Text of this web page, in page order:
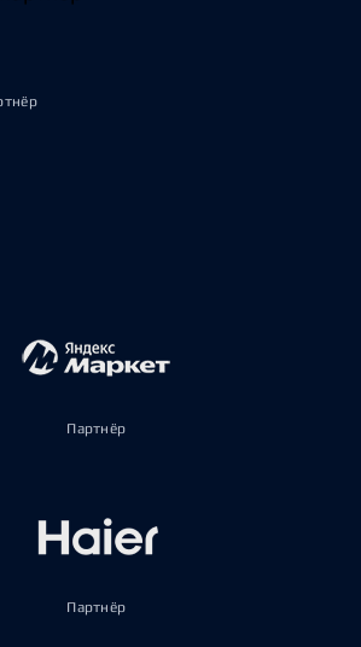
Партнёр
Партнёр